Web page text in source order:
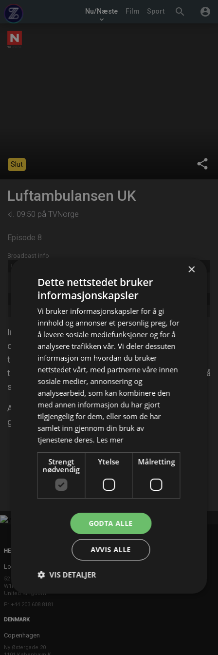
search account_circle
Nu/Næste
keyboard_arrow_down
Film Sport
share
Slut
Luftambulansen UK
kl. 09:50 på TVNorge
Episode 8
Broadcast info
Udgivet:
Helicopter ER
Lives on the Line
Dokumentarserie
In the rugged Dales of North Yorkshire, body
cameras and airborne fixed-rigs offer full access to
the adrenaline-packed medical rescue missions of
the Yorkshire Air Ambulance. Idag: Et barns liv står på
spill etter en påkjørselsulykke.
Ambulansepersonell prøver å gjenopplive en
golfspiller som kollapset.
Facebook X
HEAD OFFICE
London
52 Brook Street
W1K 5DS London
United Kingdom
P: +44 203 608 8181
DENMARK
Copenhagen
Ny Østergade 20
×
Dette nettstedet bruker
informasjonskapsler
Vi bruker informasjonskapsler for å gi
innhold og annonser et personlig preg, for
å levere sosiale mediefunksjoner og for å
analysere trafikken vår. Vi deler dessuten
informasjon om hvordan du bruker
nettstedet vårt, med partnerne våre innen
sosiale medier, annonsering og
analysearbeid, som kan kombinere den
med annen informasjon du har gjort
tilgjengelig for dem, eller som de har
samlet inn gjennom din bruk av
tjenestene deres. Les mer
Strengt
nødvendig
Ytelse Målretting
GODTA ALLE
AVVIS ALLE
VIS DETALJER